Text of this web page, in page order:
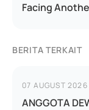
Facing
BERITA TERKAIT
07 AUGUST 2026
ANGGOTA